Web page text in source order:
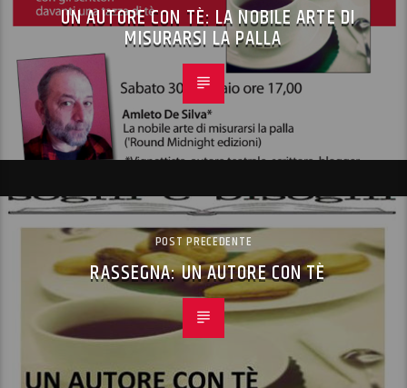
UN AUTORE CON TÈ: LA NOBILE ARTE DI
MISURARSI LA PALLA
POST PRECEDENTE
RASSEGNA: UN AUTORE CON TÈ